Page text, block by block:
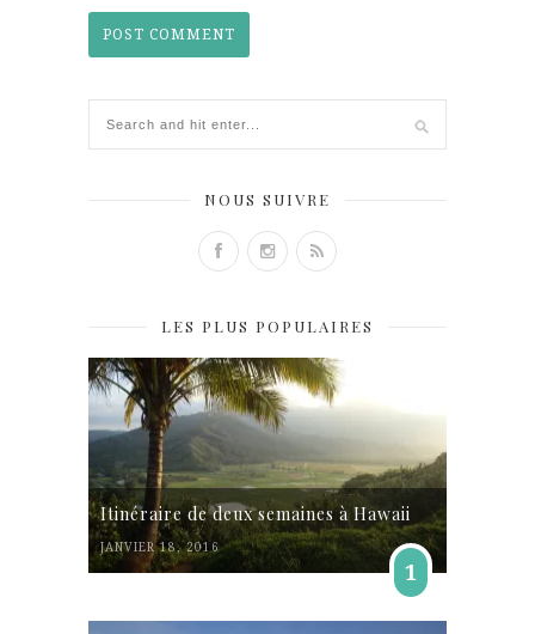
NOUS SUIVRE
LES PLUS POPULAIRES
Itinéraire de deux semaines à Hawaii
JANVIER 18, 2016
1